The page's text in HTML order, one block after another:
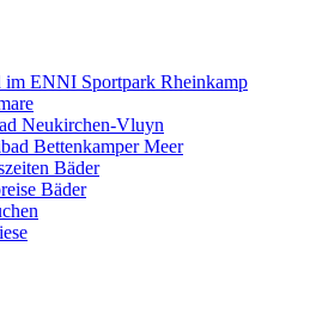
im ENNI Sportpark Rheinkamp
Neukirchen-Vluyn
Bettenkamper Meer
Bäder
Bäder